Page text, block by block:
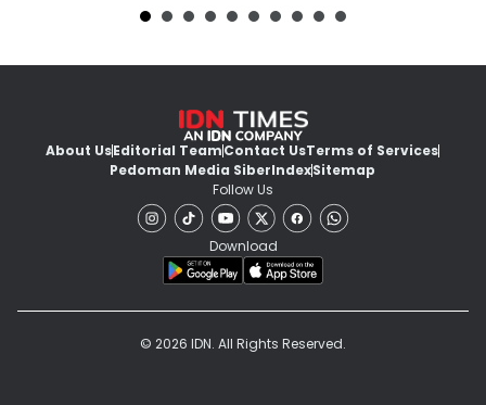
About UsEditorial TeamContact UsTerms of Services
Pedoman Media SiberIndexSitemap
Follow Us
Download
© 2026 IDN. All Rights Reserved.